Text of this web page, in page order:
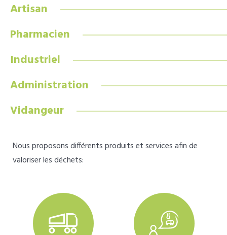
Artisan
Pharmacien
Industriel
Administration
Vidangeur
Nous proposons différents produits et services afin de
valoriser les déchets: